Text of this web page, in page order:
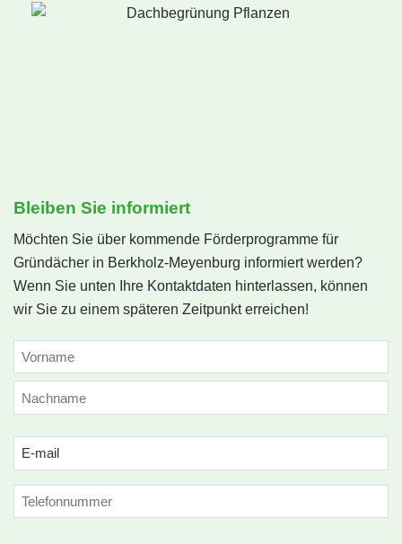
Bleiben Sie informiert
Möchten Sie über kommende Förderprogramme für
Gründächer in Berkholz-Meyenburg informiert werden?
Wenn Sie unten Ihre Kontaktdaten hinterlassen, können
wir Sie zu einem späteren Zeitpunkt erreichen!
NAME
(ERFORDERLICH)
Email
(erforderlich)
Phone